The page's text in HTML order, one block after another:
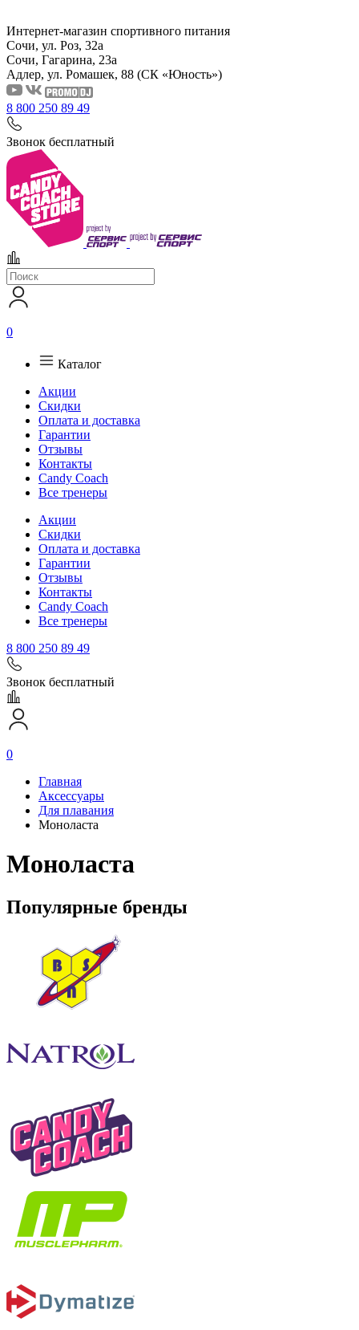
Интернет-магазин спортивного питания
Сочи, ул. Роз, 32а
Сочи, Гагарина, 23а
Адлер, ул. Ромашек, 88 (СК «Юность»)
8 800 250 89 49
Звонок бесплатный
0
Каталог
Акции
Скидки
Оплата и доставка
Гарантии
Отзывы
Контакты
Candy Coach
Все тренеры
Акции
Скидки
Оплата и доставка
Гарантии
Отзывы
Контакты
Candy Coach
Все тренеры
8 800 250 89 49
Звонок бесплатный
0
Главная
Аксессуары
Для плавания
Моноласта
Моноласта
Популярные бренды